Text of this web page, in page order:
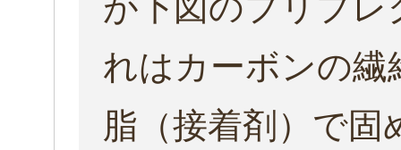
が下図のプリプレ
れはカーボンの繊
脂（接着剤）で